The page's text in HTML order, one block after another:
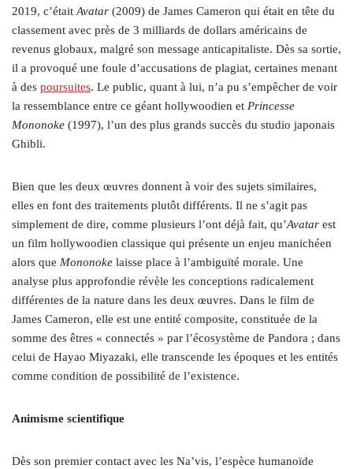
2019, c’étaitAvatar (2009) de James Cameron qui était en tête du
classement avec près de 3 milliards de dollars américains de
revenus globaux, malgré son message anticapitaliste. Dès sa sortie,
il a provoqué une foule d’accusations de plagiat, certaines menant
à des poursuites. Le public, quant à lui, n’a pu s’empêcher de voir
la ressemblance entre ce géant hollywoodien et Princesse
Mononoke (1997), l’un des plus grands succès du studio japonais
Ghibli.
Bien que les deux œuvres donnent à voir des sujets similaires,
elles en font des traitements plutôt différents. Il ne s’agit pas
simplement de dire, comme plusieurs l’ont déjà fait, qu’Avatar est
un film hollywoodien classique qui présente un enjeu manichéen
alors que Mononoke laisse place à l’ambiguïté morale. Une
analyse plus approfondie révèle les conceptions radicalement
différentes de la nature dans les deux œuvres. Dans le film de
James Cameron, elle est une entité composite, constituée de la
somme des êtres « connectés » par l’écosystème de Pandora ; dans
celui de Hayao Miyazaki, elle transcende les époques et les entités
comme condition de possibilité de l’existence.
Animisme scientifique
Dès son premier contact avec les Na’vis, l’espèce humanoïde